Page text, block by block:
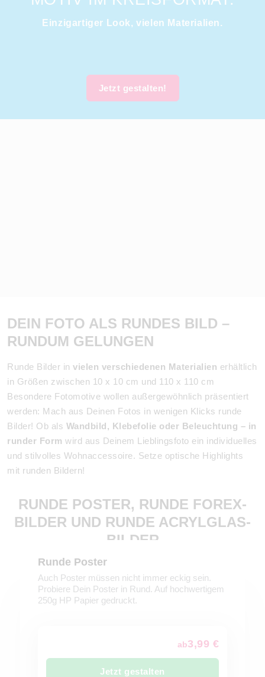
Einzigartiger Look, vielen Materialien.
Jetzt gestalten!
DEIN FOTO ALS RUNDES BILD –
RUNDUM GELUNGEN
Runde Bilder in vielen verschiedenen Materialien erhältlich
in Größen zwischen 10 x 10 cm und 110 x 110 cm
Besondere Fotomotive wollen außergewöhnlich präsentiert
werden: Mach aus Deinen Fotos in wenigen Klicks runde
Bilder! Ob als Wandbild, Klebefolie oder Beleuchtung – in
runder Form wird aus Deinem Lieblingsfoto ein individuelles
und stilvolles Wohnaccessoire. Setze optische Highlights
mit runden Bildern!
RUNDE POSTER, RUNDE FOREX-
BILDER UND RUNDE ACRYLGLAS-
BILDER
Runde Poster
Auch Poster müssen nicht immer eckig sein.
Probiere Dein Poster in Rund. Auf hochwertigem
250g HP Papier gedruckt.
ab3,99 €
Jetzt gestalten